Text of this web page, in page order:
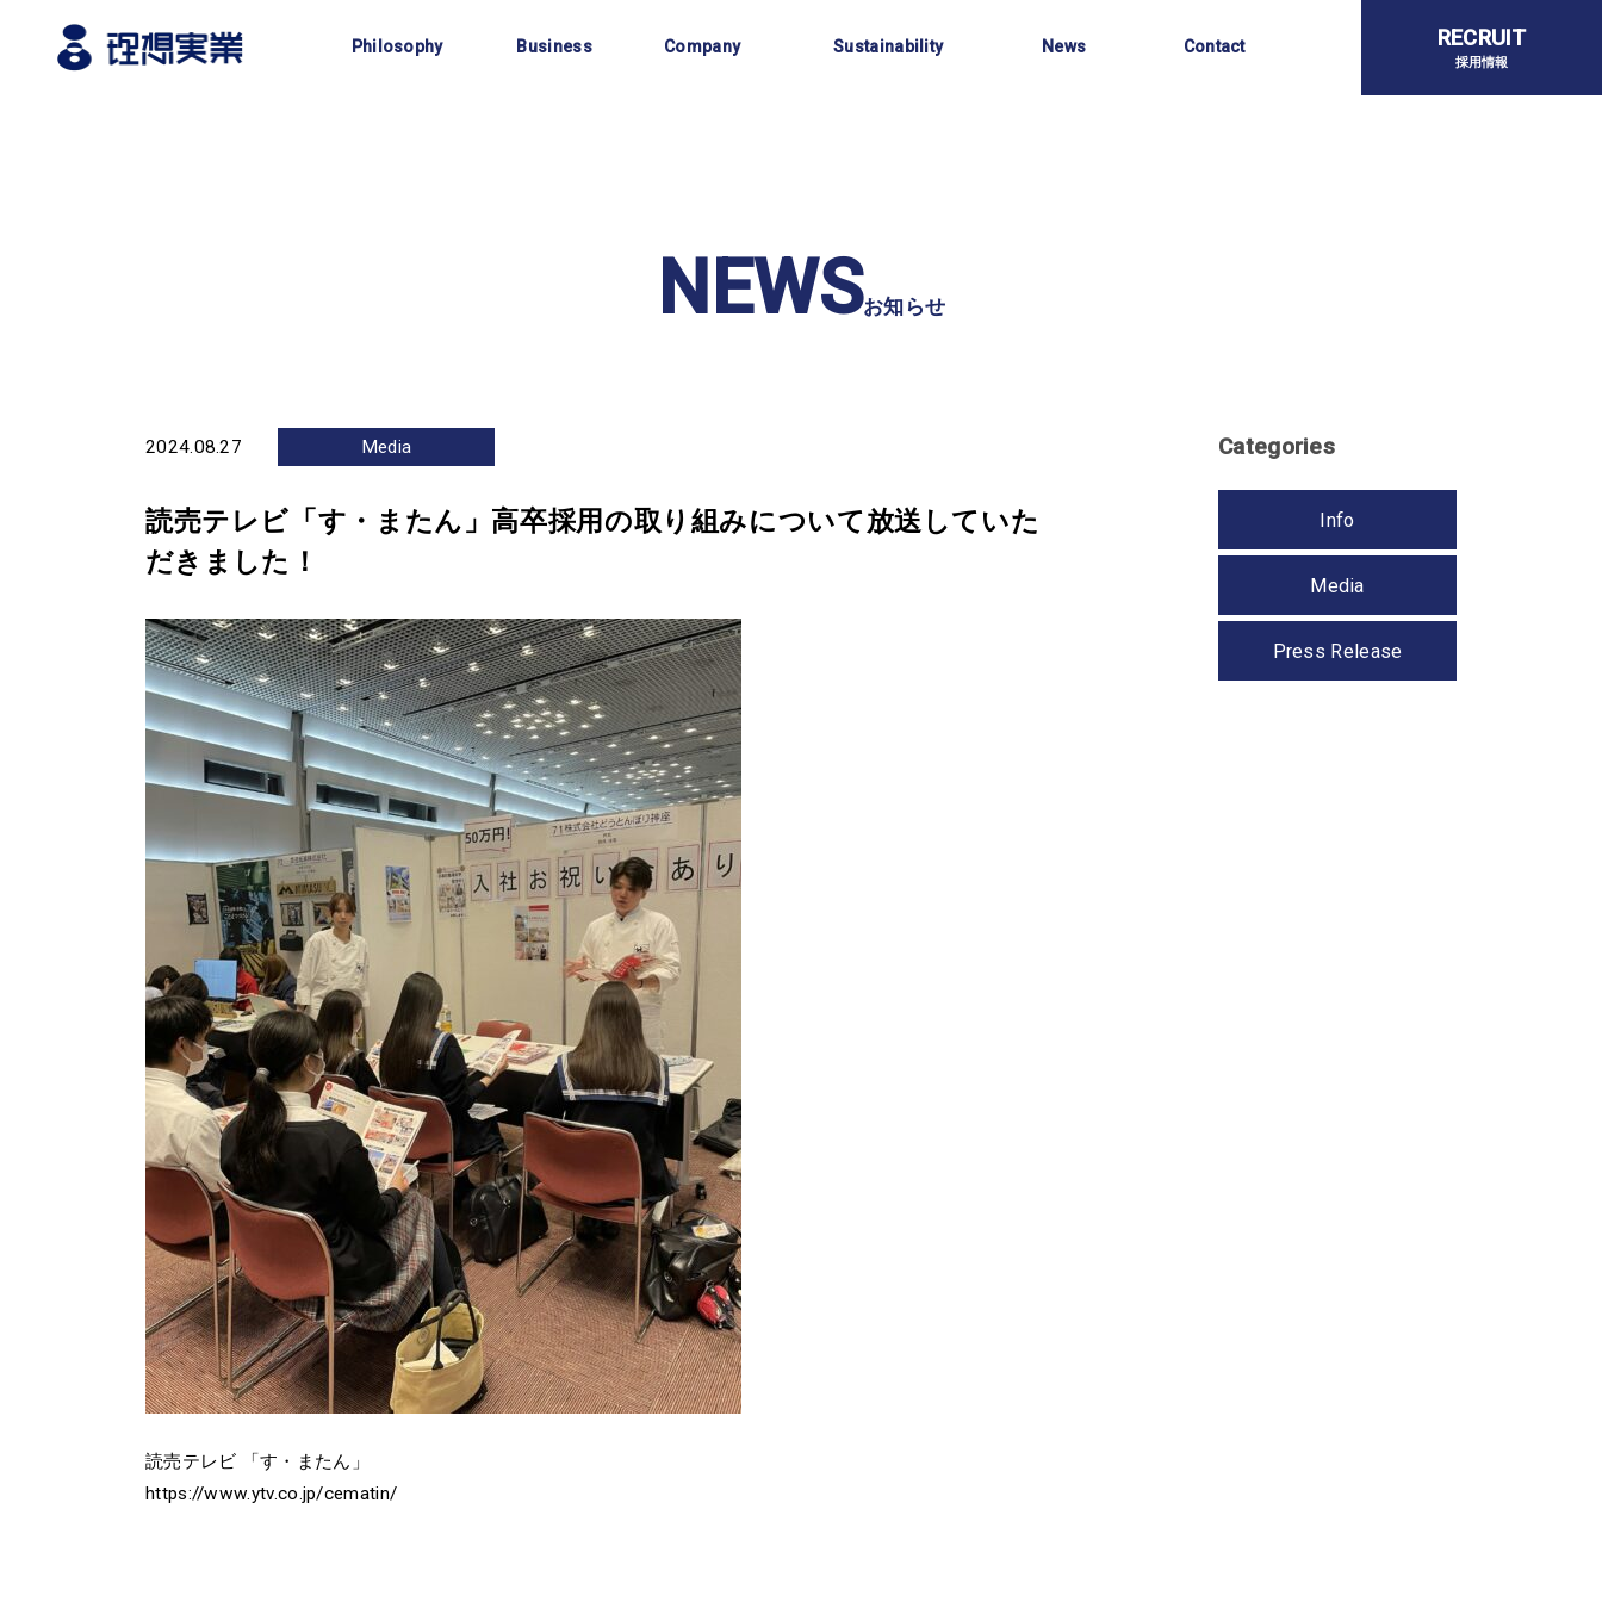
Philosophy
Business
Company
Sustainability
News
Contact
RECRUIT
採用情報
NEWSお知らせ
2024.08.27 Media
読売テレビ「す・またん」高卒採用の取り組みについて放送していた
だきました！
読売テレビ 「す・またん」
https://www.ytv.co.jp/cematin/
Categories
Info
Media
Press Release